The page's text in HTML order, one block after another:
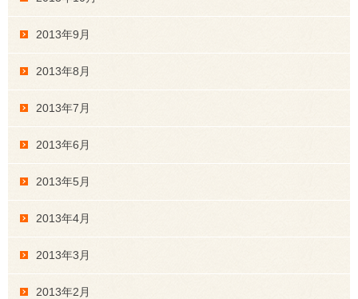
2013年9月
2013年8月
2013年7月
2013年6月
2013年5月
2013年4月
2013年3月
2013年2月